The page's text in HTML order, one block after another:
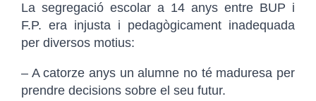
La segregació escolar a 14 anys entre BUP i
F.P. era injusta i pedagògicament inadequada
per diversos motius:
– A catorze anys un alumne no té maduresa per
prendre decisions sobre el seu futur.